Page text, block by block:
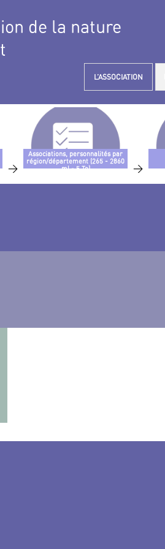
de la nature
L’ASSOCIATION
>
Associations, personnalités par
région/département (265 - 2860
ml - 5 To)
>